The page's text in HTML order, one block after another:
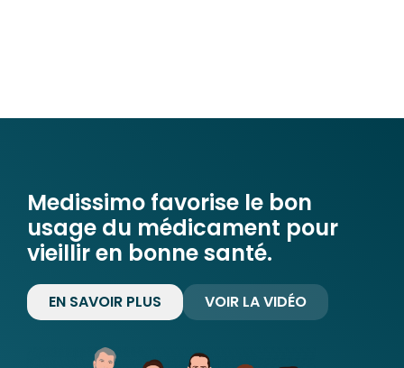
Medissimo favorise le bon
usage du médicament pour
vieillir en bonne santé.
EN SAVOIR PLUS VOIR LA VIDÉO